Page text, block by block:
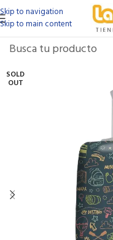
Skip to navigation
Skip to main content
SOLD
OUT